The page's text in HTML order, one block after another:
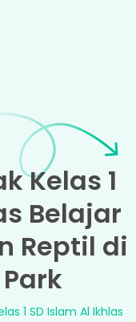
Kelas 1
Belajar
Reptil di
1 SD Islam Al Ikhlas